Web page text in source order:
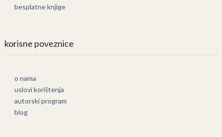
besplatne knjige
korisne poveznice
o nama
uslovi korištenja
autorski program
blog